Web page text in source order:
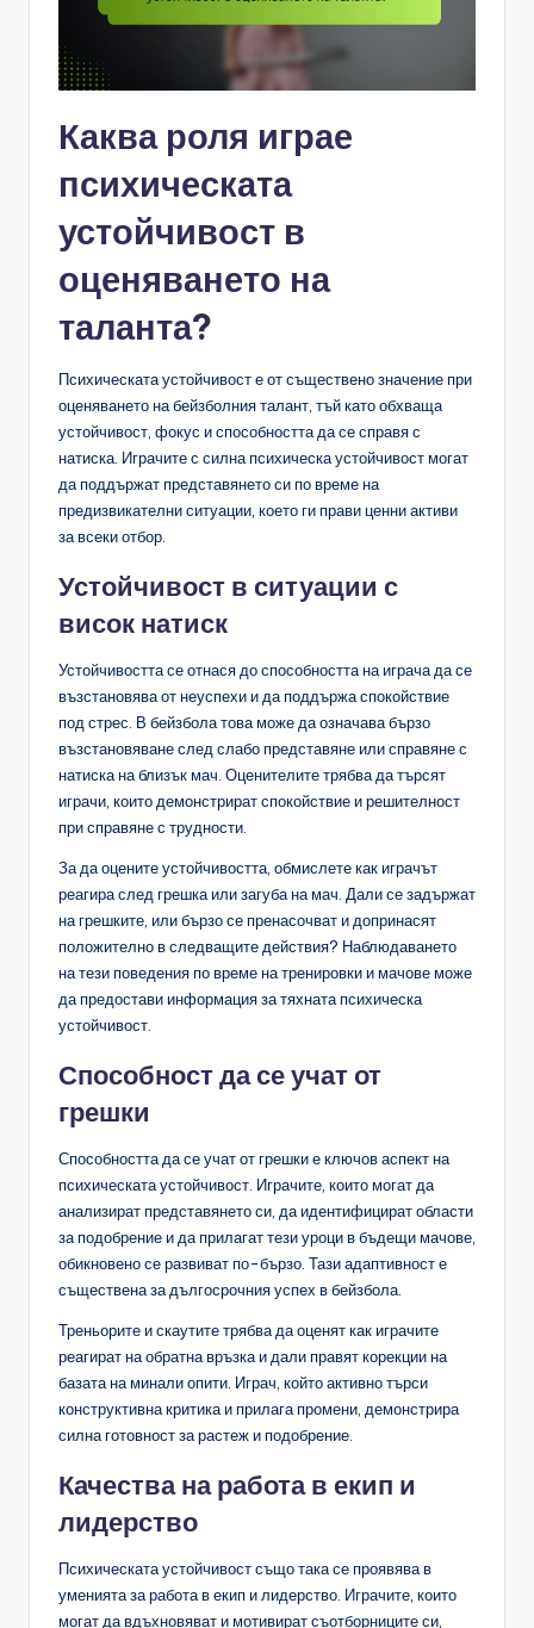
Каква роля играе
психическата
устойчивост в
оценяването на
таланта?
Психическата устойчивост е от съществено значение при
оценяването на бейзболния талант, тъй като обхваща
устойчивост, фокус и способността да се справя с
натиска. Играчите с силна психическа устойчивост могат
да поддържат представянето си по време на
предизвикателни ситуации, което ги прави ценни активи
за всеки отбор.
Устойчивост в ситуации с
висок натиск
Устойчивостта се отнася до способността на играча да се
възстановява от неуспехи и да поддържа спокойствие
под стрес. В бейзбола това може да означава бързо
възстановяване след слабо представяне или справяне с
натиска на близък мач. Оценителите трябва да търсят
играчи, които демонстрират спокойствие и решителност
при справяне с трудности.
За да оцените устойчивостта, обмислете как играчът
реагира след грешка или загуба на мач. Дали се задържат
на грешките, или бързо се пренасочват и допринасят
положително в следващите действия? Наблюдаването
на тези поведения по време на тренировки и мачове може
да предостави информация за тяхната психическа
устойчивост.
Способност да се учат от
грешки
Способността да се учат от грешки е ключов аспект на
психическата устойчивост. Играчите, които могат да
анализират представянето си, да идентифицират области
за подобрение и да прилагат тези уроци в бъдещи мачове,
обикновено се развиват по-бързо. Тази адаптивност е
съществена за дългосрочния успех в бейзбола.
Треньорите и скаутите трябва да оценят как играчите
реагират на обратна връзка и дали правят корекции на
базата на минали опити. Играч, който активно търси
конструктивна критика и прилага промени, демонстрира
силна готовност за растеж и подобрение.
Качества на работа в екип и
лидерство
Психическата устойчивост също така се проявява в
уменията за работа в екип и лидерство. Играчите, които
могат да вдъхновяват и мотивират съотборниците си,